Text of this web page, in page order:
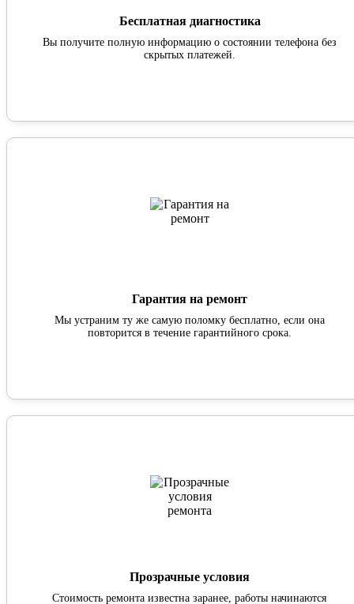
Бесплатная диагностика
Вы получите полную информацию о состоянии телефона без
скрытых платежей.
Гарантия на ремонт
Мы устраним ту же самую поломку бесплатно, если она
повторится в течение гарантийного срока.
Прозрачные условия
Стоимость ремонта известна заранее, работы начинаются